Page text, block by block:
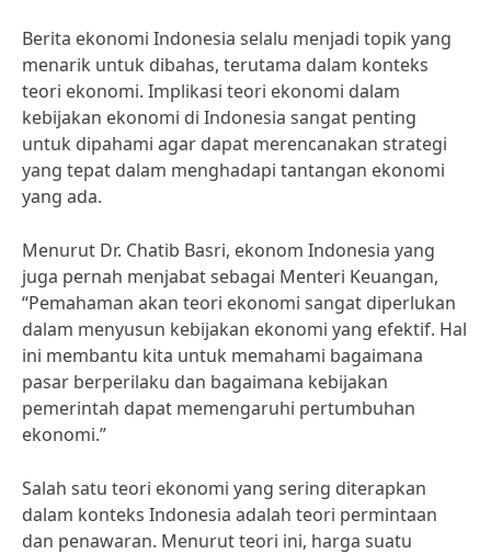
Berita ekonomi Indonesia selalu menjadi topik yang
menarik untuk dibahas, terutama dalam konteks
teori ekonomi. Implikasi teori ekonomi dalam
kebijakan ekonomi di Indonesia sangat penting
untuk dipahami agar dapat merencanakan strategi
yang tepat dalam menghadapi tantangan ekonomi
yang ada.
Menurut Dr. Chatib Basri, ekonom Indonesia yang
juga pernah menjabat sebagai Menteri Keuangan,
“Pemahaman akan teori ekonomi sangat diperlukan
dalam menyusun kebijakan ekonomi yang efektif. Hal
ini membantu kita untuk memahami bagaimana
pasar berperilaku dan bagaimana kebijakan
pemerintah dapat memengaruhi pertumbuhan
ekonomi.”
Salah satu teori ekonomi yang sering diterapkan
dalam konteks Indonesia adalah teori permintaan
dan penawaran. Menurut teori ini, harga suatu